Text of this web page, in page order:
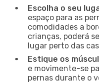
Escolha o seu
espaço para as
comodidades a
crianças, poderá
lugar perto das
Estique os
e movimente-se
pernas durante o